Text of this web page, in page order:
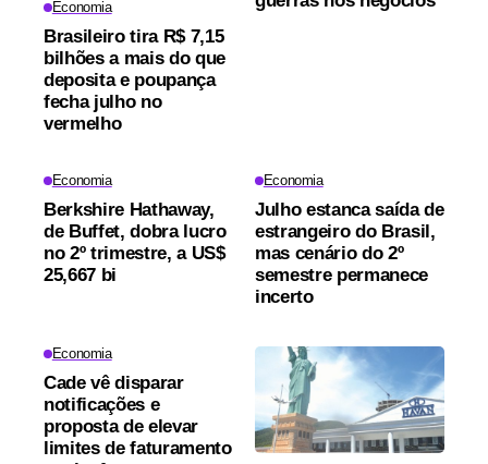
Economia
Brasileiro tira R$ 7,15
bilhões a mais do que
deposita e poupança
fecha julho no
vermelho
Economia
Berkshire Hathaway,
de Buffet, dobra lucro
no 2º trimestre, a US$
25,667 bi
Economia
Julho estanca saída de
estrangeiro do Brasil,
mas cenário do 2º
semestre permanece
incerto
Economia
Cade vê disparar
notificações e
proposta de elevar
limites de faturamento